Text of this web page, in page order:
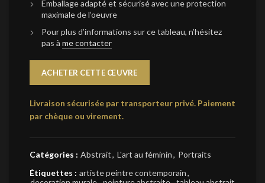
Emballage adapté et sécurisé avec une protection
maximale de l’oeuvre
Pour plus d’informations sur ce tableau, n’hésitez
pas à me contacter
ACHETER CETTE ŒUVRE
Livraison sécurisée par transporteur privé. Paiement
par chèque ou virement.
Catégories : Abstrait, L'art au féminin, Portraits
Étiquettes : artiste peintre contemporain,